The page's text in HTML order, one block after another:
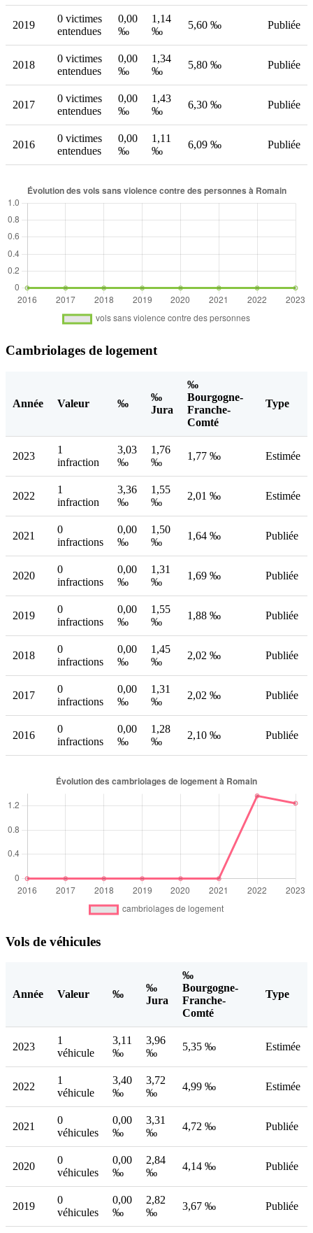
2019
0 victimes
entendues
0,00
‰
1,14
‰
5,60 ‰ Publiée
2018
0 victimes
entendues
0,00
‰
1,34
‰
5,80 ‰ Publiée
2017
0 victimes
entendues
0,00
‰
1,43
‰
6,30 ‰ Publiée
2016
0 victimes
entendues
0,00
‰
1,11
‰
6,09 ‰ Publiée
Cambriolages de logement
Année Valeur ‰
‰
Jura
‰
Bourgogne-
Franche-
Comté
Type
2023
1
infraction
3,03
‰
1,76
‰
1,77 ‰ Estimée
2022
1
infraction
3,36
‰
1,55
‰
2,01 ‰ Estimée
2021
0
infractions
0,00
‰
1,50
‰
1,64 ‰ Publiée
2020
0
infractions
0,00
‰
1,31
‰
1,69 ‰ Publiée
2019
0
infractions
0,00
‰
1,55
‰
1,88 ‰ Publiée
2018
0
infractions
0,00
‰
1,45
‰
2,02 ‰ Publiée
2017
0
infractions
0,00
‰
1,31
‰
2,02 ‰ Publiée
2016
0
infractions
0,00
‰
1,28
‰
2,10 ‰ Publiée
Vols de véhicules
Année Valeur ‰
‰
Jura
‰
Bourgogne-
Franche-
Comté
Type
2023
1
véhicule
3,11
‰
3,96
‰
5,35 ‰ Estimée
2022
1
véhicule
3,40
‰
3,72
‰
4,99 ‰ Estimée
2021
0
véhicules
0,00
‰
3,31
‰
4,72 ‰ Publiée
2020
0
véhicules
0,00
‰
2,84
‰
4,14 ‰ Publiée
2019
0
véhicules
0,00
‰
2,82
‰
3,67 ‰ Publiée